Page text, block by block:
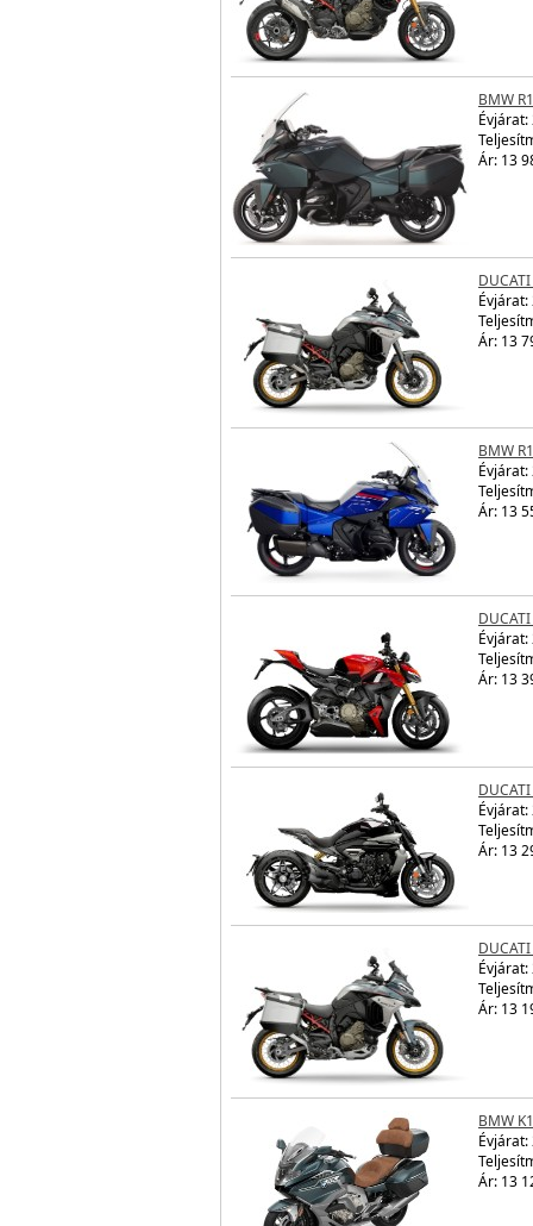
BMW
Évjárat:
Ár: 13
Évjárat:
Ár: 13
BMW
Évjárat:
Ár: 13
DUCATI
Évjárat:
Ár: 13
Évjárat:
Ár: 13
Évjárat:
Ár: 13
BMW
Évjárat:
Ár: 13